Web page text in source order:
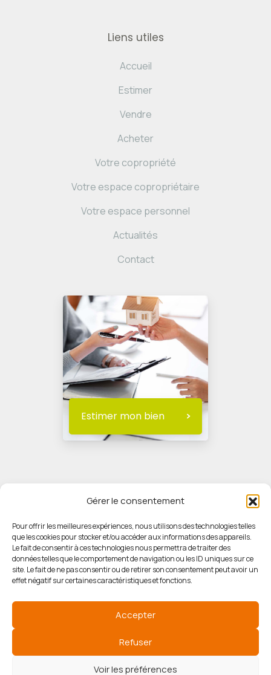
Gérer le consentement
Pour offrir les meilleures expériences, nous utilisons des technologies telles
que les cookies pour stocker et/ou accéder aux informations des appareils.
Le fait de consentir à ces technologies nous permettra de traiter des
données telles que le comportement de navigation ou les ID uniques sur ce
site. Le fait de ne pas consentir ou de retirer son consentement peut avoir un
effet négatif sur certaines caractéristiques et fonctions.
Accepter
Refuser
Voir les préférences
Liens utiles
Accueil
Estimer
Vendre
Acheter
Votre copropriété
Votre espace copropriétaire
Votre espace personnel
Actualités
Contact
Estimer mon bien
© HORIZON IMMOBILIER
Mentions légales
Politique des cookies